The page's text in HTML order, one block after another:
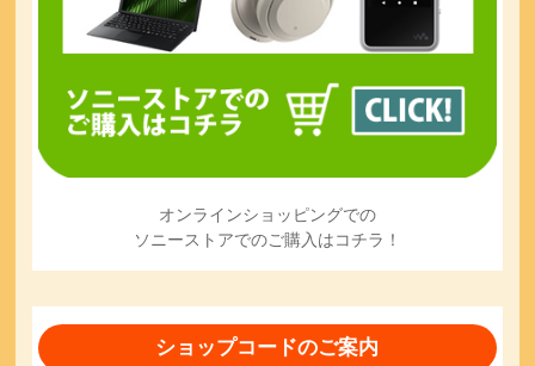
オンラインショッピングでの
ソニーストアでのご購入はコチラ！
ショップコードのご案内